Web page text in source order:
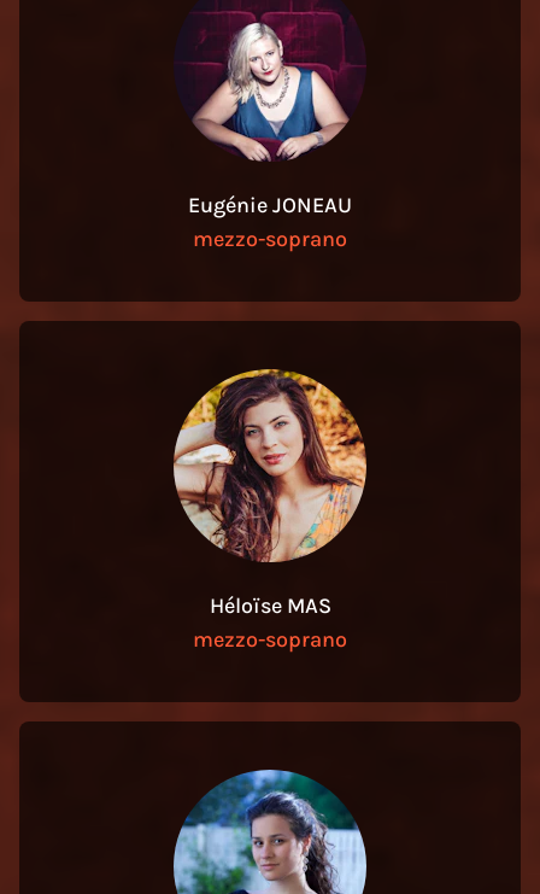
Eugénie JONEAU
mezzo-soprano
Héloïse MAS
mezzo-soprano